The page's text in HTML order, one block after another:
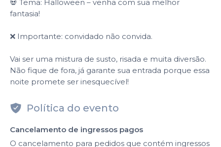
💀 Tema: Halloween – venha com sua melhor
fantasia!
❌ Importante: convidado não convida.
Vai ser uma mistura de susto, risada e muita diversão.
Não fique de fora, já garante sua entrada porque essa
noite promete ser inesquecível!
Política do evento
Cancelamento de ingressos pagos
O cancelamento para pedidos que contém ingressos